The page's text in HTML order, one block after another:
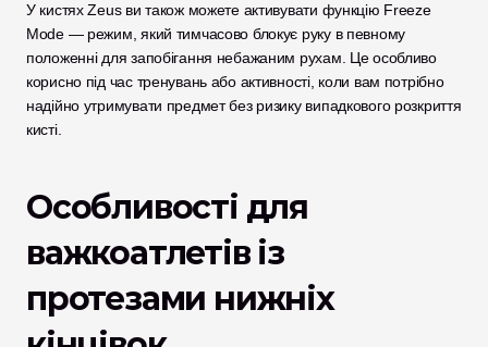
У кистях Zeus ви також можете активувати функцію Freeze
Mode — режим, який тимчасово блокує руку в певному
положенні для запобігання небажаним рухам. Це особливо
корисно під час тренувань або активності, коли вам потрібно
надійно утримувати предмет без ризику випадкового розкриття
кисті.
Особливості для
важкоатлетів із
протезами нижніх